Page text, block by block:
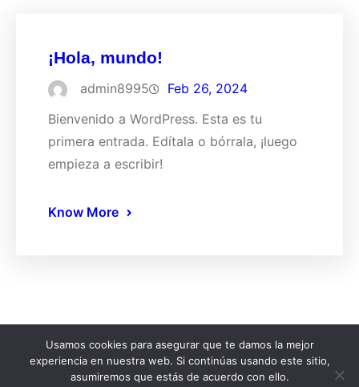
¡Hola, mundo!
admin8995
Feb 26, 2024
Bienvenido a WordPress. Esta es tu
primera entrada. Edítala o bórrala, ¡luego
empieza a escribir!
Know More
Copyright © 2026 Clínica Veterinaria Manacor. Todos
Usamos cookies para asegurar que te damos la mejor
experiencia en nuestra web. Si continúas usando este sitio,
asumiremos que estás de acuerdo con ello.